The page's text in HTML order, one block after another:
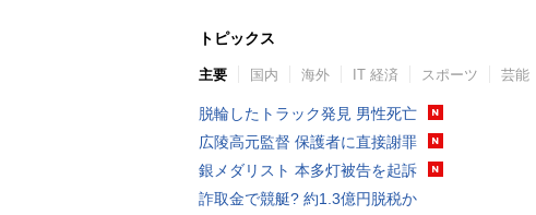
トピックス
主要 国内 海外 IT 経済 スポーツ 芸能
脱輪したトラック発見 男性死亡
広陵高元監督 保護者に直接謝罪
銀メダリスト 本多灯被告を起訴
詐取金で競艇? 約1.3億円脱税か